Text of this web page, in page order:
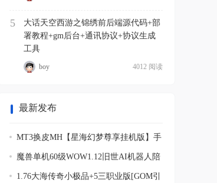
5
大话天空西游之锦绣前后端源代码+部
署教程+gm后台+通讯协议+协议生成
工具
4012 阅读
boy
最新发布
MT3换皮MH【星海幻梦尊享挂机版】手
工端+安
魔兽单机60级WOW1.12旧世AI机器人陪
玩战场
1.76大海传奇小极品+5三职业版[GOM引